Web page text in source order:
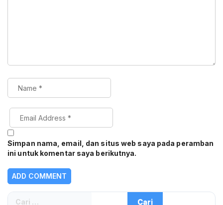
Simpan nama, email, dan situs web saya pada peramban
ini untuk komentar saya berikutnya.
Cari